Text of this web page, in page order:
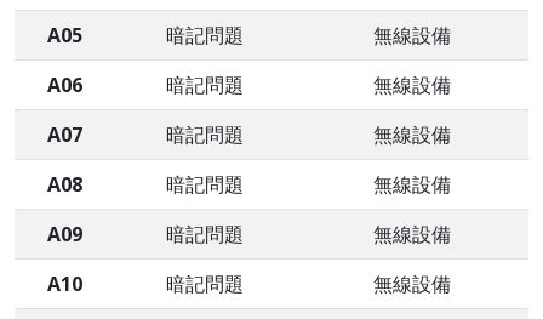
A05
暗記問題
無線設備
A06
暗記問題
無線設備
A07
暗記問題
無線設備
A08
暗記問題
無線設備
A09
暗記問題
無線設備
A10
暗記問題
無線設備